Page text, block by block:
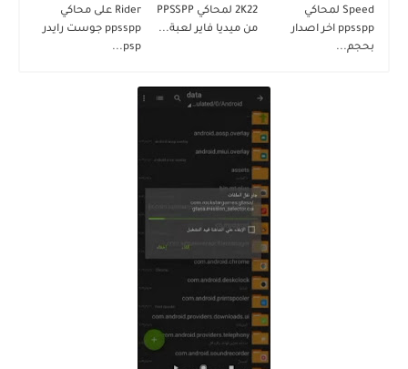
Speed لمحاكي
ppsspp اخر اصدار
بحجم...
2K22 لمحاكي PPSSPP
من ميديا فاير لعبة...
Rider على محاكي
ppsspp جوست رايدر
psp...